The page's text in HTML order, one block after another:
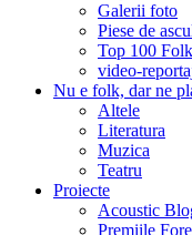
Galerii foto
Piese de
Top 100 Folk
video-
Nu e folk, dar ne
Altele
Literatura
Muzica
Teatru
Proiecte
Acoustic
Premiile